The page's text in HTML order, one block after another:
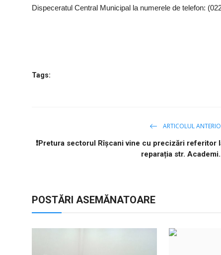
Dispeceratul Central Municipal la numerele de telefon:
Tags:
ARTICOLUL
❗️Pretura sectorul Rîșcani vine cu precizări referitor
reparația str.
POSTĂRI ASEMĂNATOARE